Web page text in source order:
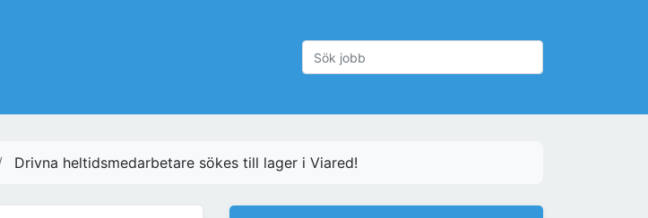
Drivna heltidsmedarbetare sökes till lager i Viared!